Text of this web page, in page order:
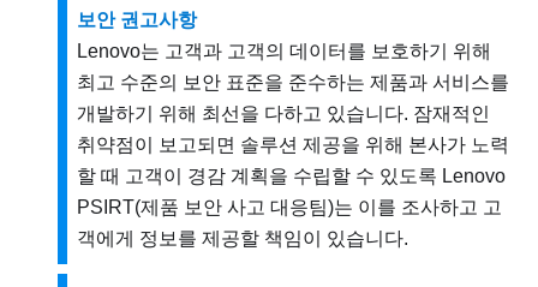
보안 권고사항
Lenovo는 고객과 고객의 데이터를 보호하기 위해
최고 수준의 보안 표준을 준수하는 제품과 서비스를
개발하기 위해 최선을 다하고 있습니다. 잠재적인
취약점이 보고되면 솔루션 제공을 위해 본사가 노력
할 때 고객이 경감 계획을 수립할 수 있도록 Lenovo
PSIRT(제품 보안 사고 대응팀)는 이를 조사하고 고
객에게 정보를 제공할 책임이 있습니다.